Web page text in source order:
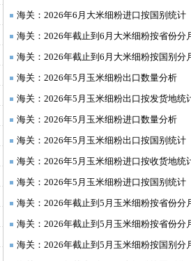
海关：2026年6月大米细粉进口按国别统计
海关：2026年截止到6月大米细粉按省份分
海关：2026年截止到6月大米细粉按国别分
海关：2026年5月玉米细粉出口数量分析
海关：2026年5月玉米细粉出口按发货地统
海关：2026年5月玉米细粉进口数量分析
海关：2026年5月玉米细粉出口按国别统计
海关：2026年5月玉米细粉进口按收货地统
海关：2026年5月玉米细粉进口按国别统计
海关：2026年截止到5月玉米细粉按省份分
海关：2026年截止到5月玉米细粉按省份分
海关：2026年截止到5月玉米细粉按国别分